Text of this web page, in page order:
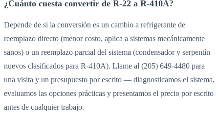
¿Cuánto cuesta convertir de R-22 a R-410A?
Depende de si la conversión es un cambio a refrigerante de
reemplazo directo (menor costo, aplica a sistemas mecánicamente
sanos) o un reemplazo parcial del sistema (condensador y serpentín
nuevos clasificados para R-410A). Llame al (205) 649-4480 para
una visita y un presupuesto por escrito — diagnosticamos el sistema,
evaluamos las opciones prácticas y presentamos el precio por escrito
antes de cualquier trabajo.